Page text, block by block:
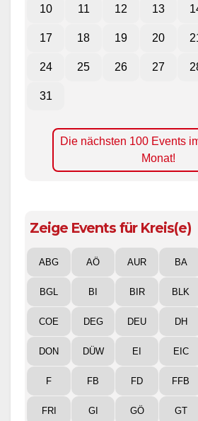
10 11 12 13
17 18 19 20
24 25 26 27
31
Die nächsten 100 Events
Monat!
Zeige Events für Kreis(e)
ABG AÖ AUR BA
BGL BI BIR BLK
COE DEG DEU DH
DON DÜW EI EIC
F FB FD FFB
FRI GI GÖ GT